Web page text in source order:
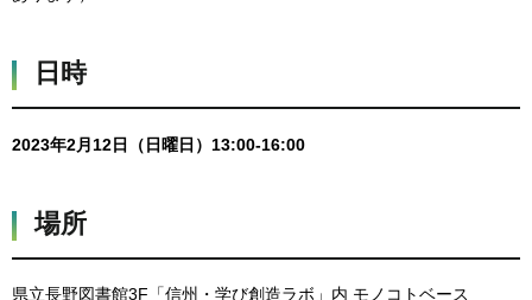
日時
2023年2月12日（日曜日）13:00-16:00
場所
県立長野図書館3F「信州・学び創造ラボ」内 モノコトベース